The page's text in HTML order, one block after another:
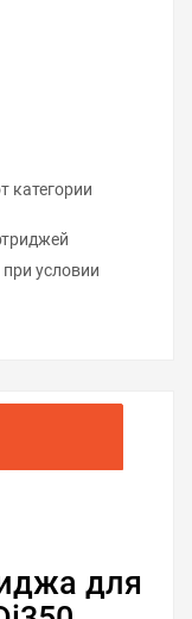
категории
при условии
для